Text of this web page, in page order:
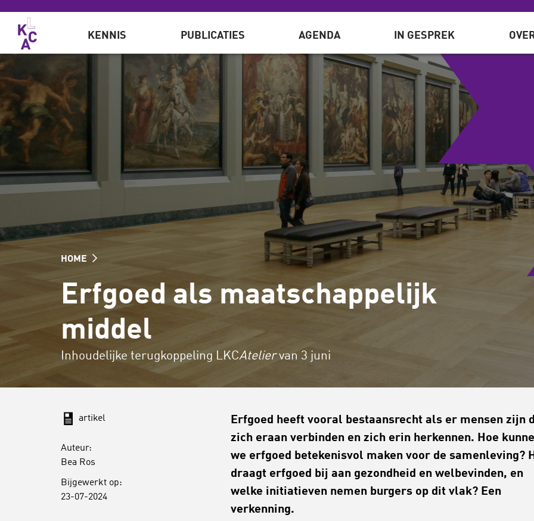
Overslaan en naar de inhoud gaan
KENNIS PUBLICATIES AGENDA IN GESPREK
HOME
Erfgoed als maatschappelijk
middel
Inhoudelijke terugkoppeling LKCAteliervan 3 juni
artikel
Auteur:
Bea Ros
Bijgewerkt op:
23-07-2024
Erfgoed heeft vooral bestaansrecht als er mensen zijn
zich eraan verbinden en zich erin herkennen. Hoe
we erfgoed betekenisvol maken voor de samenleving?
draagt erfgoed bij aan gezondheid en welbevinden, en
welke initiatieven nemen burgers op dit vlak? Een
verkenning.